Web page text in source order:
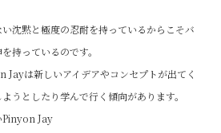
沈黙と極度の忍耐を持っているからこそバ
持っているのです。
Jayは新しいアイデアやコンセプトが出てく
うとしたり学んで行く傾向があります。
Pinyon Jay